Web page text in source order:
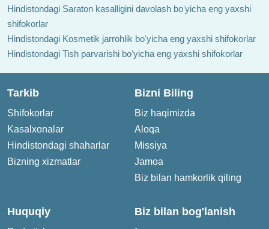
Hindistondagi Saraton kasalligini davolash boʻyicha eng yaxshi
shifokorlar
Hindistondagi Kosmetik jarrohlik boʻyicha eng yaxshi shifokorlar
Hindistondagi Tish parvarishi boʻyicha eng yaxshi shifokorlar
Tarkib
Shifokorlar
Kasalxonalar
Hindistondagi shaharlar
Bizning xizmatlar
Bizni Biling
Biz haqimizda
Aloqa
Missiya
Jamoa
Biz bilan hamkorlik qiling
Huquqiy Biz bilan bog'lanish